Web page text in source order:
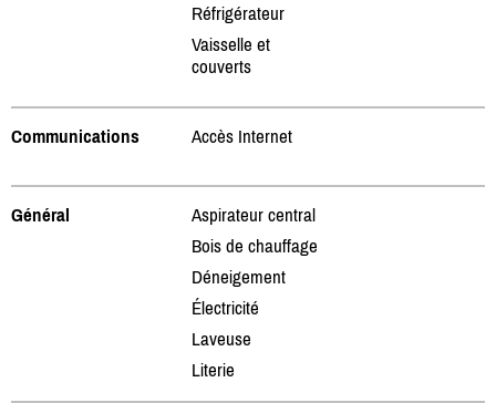
Réfrigérateur
Vaisselle et
couverts
Communications Accès Internet
Général
Aspirateur central
Bois de chauffage
Déneigement
Électricité
Laveuse
Literie